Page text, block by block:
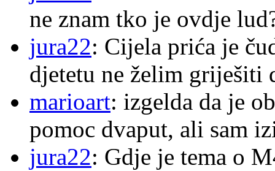
ne znam tko je ovdje
jura22: Cijela prića je
djetetu ne želim griješiti
marioart: izgelda da je
pomoc dvaput, ali sam
jura22: Gdje je tema o